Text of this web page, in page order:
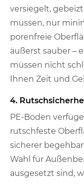
versiegelt,
müssen, nur
porenfreie
äußerst sauber –
müssen nicht
Ihnen Zeit und
4.
PE-Böden
rutschfeste
sicherer
Wahl für
ausgesetzt sind,